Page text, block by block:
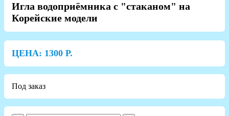
Игла водоприёмника с "стаканом" на
Корейские модели
ЦЕНА: 1300 Р.
Под заказ